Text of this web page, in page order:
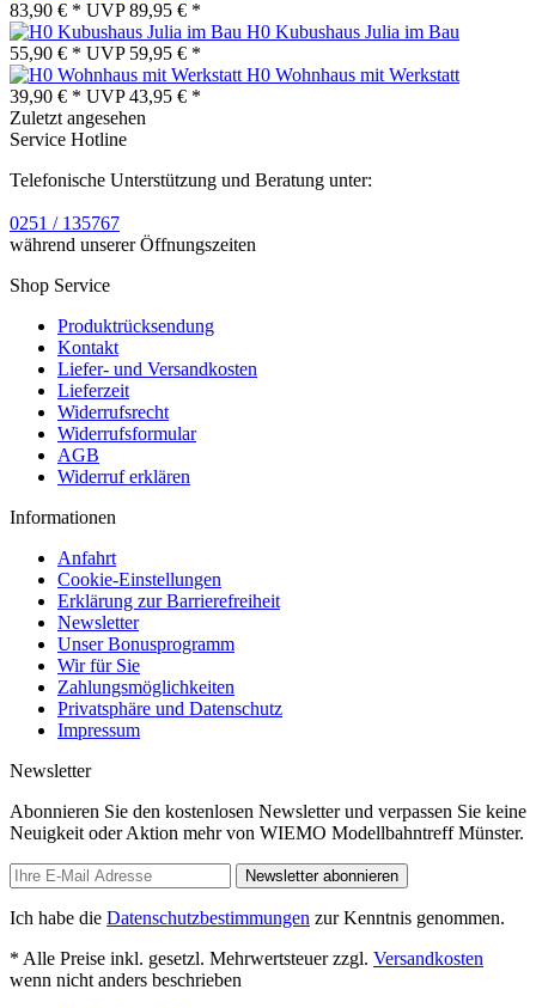
83,90 € * UVP89,95 € *
H0 Kubushaus Julia im Bau
55,90 € * UVP 59,95 € *
H0 Wohnhaus mit Werkstatt
39,90 € * UVP43,95 € *
Zuletzt angesehen
Service Hotline
Telefonische Unterstützung und Beratung unter:
0251 / 135767
während unserer Öffnungszeiten
Shop Service
Produktrücksendung
Kontakt
Liefer- und Versandkosten
Lieferzeit
Widerrufsrecht
Widerrufsformular
AGB
Widerruf erklären
Informationen
Anfahrt
Cookie-Einstellungen
Erklärung zur Barrierefreiheit
Newsletter
Unser Bonusprogramm
Wir für Sie
Zahlungsmöglichkeiten
Privatsphäre und Datenschutz
Impressum
Newsletter
Abonnieren Sie den kostenlosen Newsletter und verpassen Sie keine
Neuigkeit oder Aktion mehr von WIEMO Modellbahntreff Münster.
Newsletter abonnieren
Ich habe die Datenschutzbestimmungen zur Kenntnis genommen.
* Alle Preise inkl. gesetzl. Mehrwertsteuer zzgl. Versandkosten
wenn nicht anders beschrieben